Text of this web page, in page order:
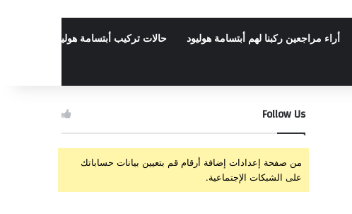
أراء مراجعين ركبنا لهم أبتسامة هوليود حالات تركيب أبتسامة هوليود الأخيرة في
Follow Us
من صفحة إعدادات إضافة أرقام قم بتعيين بيانات حساباتك
على الشبكات الإجتماعية.